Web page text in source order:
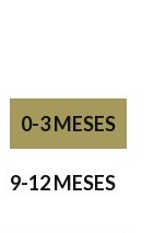
0-3 MESES
9-12 MESES